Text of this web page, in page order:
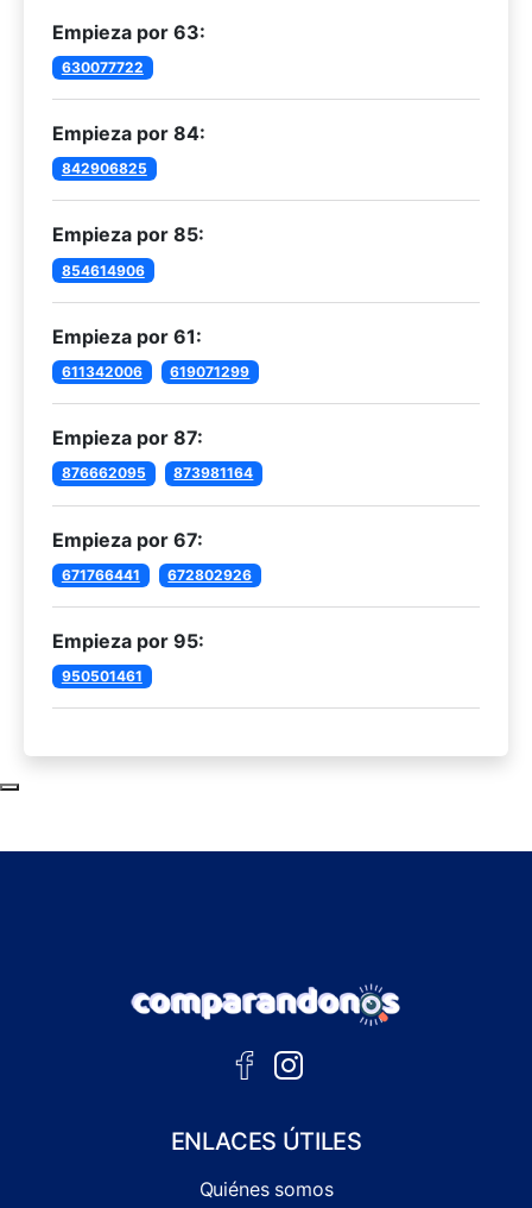
Empieza por 63:
630077722
Empieza por 84:
842906825
Empieza por 85:
854614906
Empieza por 61:
611342006 619071299
Empieza por 87:
876662095 873981164
Empieza por 67:
671766441 672802926
Empieza por 95:
950501461
ENLACES ÚTILES
Quiénes somos